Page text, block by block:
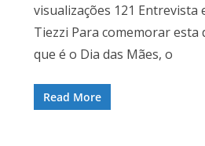
visualizações 121 Entrevista
Tiezzi Para comemorar esta
que é o Dia das Mães, o
Read More